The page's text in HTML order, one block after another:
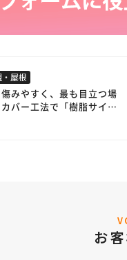
屋根
みやすく、最も目立つ場
バー工法で「樹脂サイデ
お